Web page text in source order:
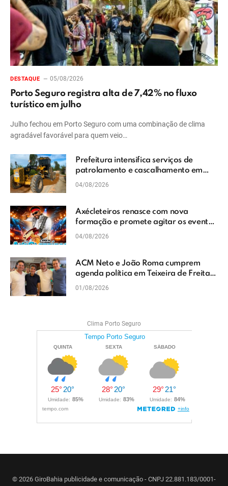
DESTAQUE 05/08/2026
Porto Seguro registra alta de 7,42% no fluxo
turístico em julho
Julho fechou em Porto Seguro com uma combinação de clima
agradável favorável para quem veio…
Prefeitura intensifica serviços de
patrolamento e cascalhamento em
Vera Cruz
04/08/2026
Axécleteiros renasce com nova
formação e promete agitar os eventos
do Extremo Sul da Bahia
04/08/2026
ACM Neto e João Roma cumprem
agenda política em Teixeira de Freitas
e reforçam projeto para o Extremo Sul
01/08/2026
Clima Porto Seguro
© 2026 GiroBahia publicidade e comunicação - CNPJ 22.881.183/0001-